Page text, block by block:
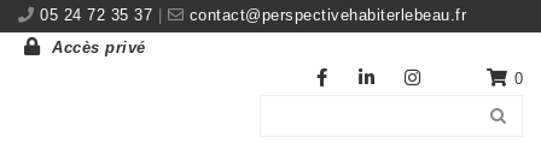
05 24 72 35 37
contact@perspectivehabiterlebeau.fr
Accès privé
0